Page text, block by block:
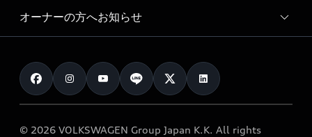
車両比較
カタログ一覧
アウディナビアプリ
サービスプログラム
メンテナンス
車検 / 定期点検
e-tronアフターサポート
Audi認定中古車
クオリティ
保証
メンテナンス
オーナーの方へお知らせ
お知らせ
オーナー様向けキャンペーン
© 2026 VOLKSWAGEN Group Japan K.K. All rights